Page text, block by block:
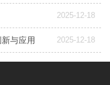
2025-12-18
与应用 2025-12-18